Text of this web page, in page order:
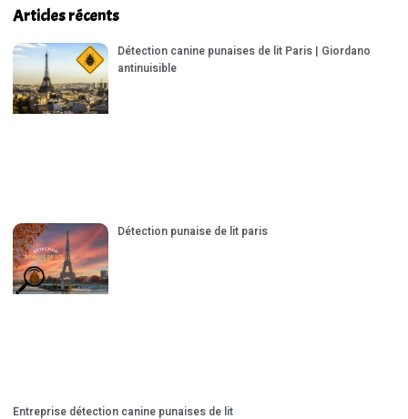
Articles récents
Détection canine punaises de lit Paris | Giordano
antinuisible
Détection punaise de lit paris
Entreprise détection canine punaises de lit